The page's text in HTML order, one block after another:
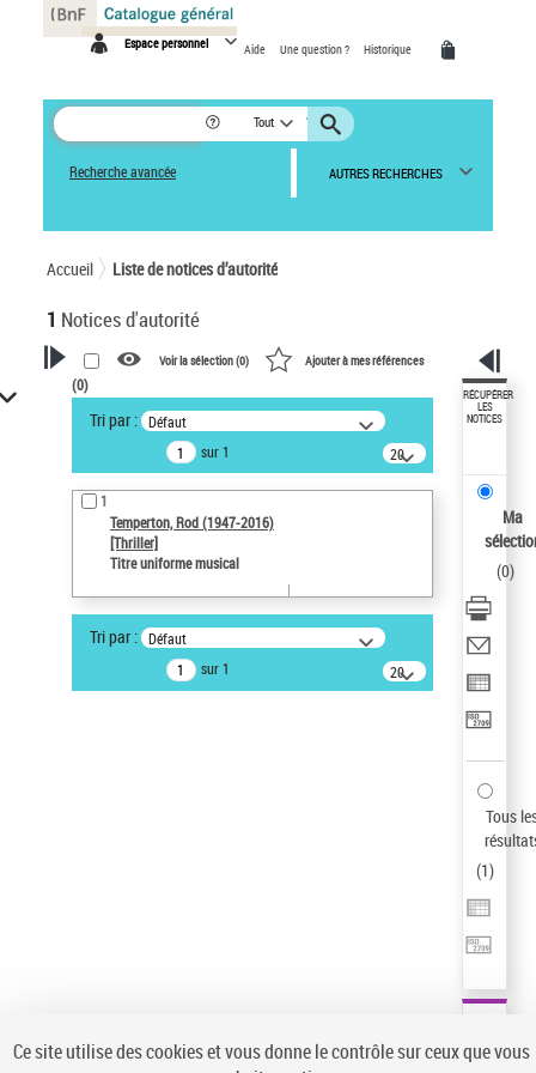
Espace personnel Aide Une question ? Historique
Tout
Recherche avancée AUTRES RECHERCHES
Accueil Liste de notices d’autorité
1 Notices d'autorité
VOTRE RECHERCHE
Recherche avancée dans les
notices d’autorité
Œuvres liées à l'auteur :
Temperton, Rod (1947-2016)
Auteur d’œuvre
Type de notice d'autorité
Titre uniforme musical
Statut de la notice d’autorité
Voir la sélection (0) Ajouter à mes références
(0)
Tri par : Défaut
sur 1
20
résultats/page
1
Temperton, Rod (1947-2016)
[Thriller]
Titre uniforme musical
Tri par : Défaut
sur 1
20
résultats/page
RÉCUPÉRER
LES
NOTICES
Ma
(0)
Tous
(1)
Panneau de gestion des cookies
Ce site utilise des cookies et vous donne le contrôle sur ceux que vous